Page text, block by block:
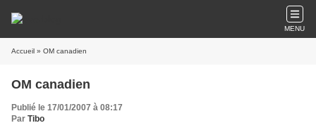
MENU
Accueil » OM canadien
OM canadien
Publié le 17/01/2007 à 08:17
Par Tibo